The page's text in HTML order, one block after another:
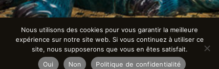
Nous utilisons des cookies pour vous garantir la meilleure
expérience sur notre site web. Si vous continuez à utiliser ce
site, nous supposerons que vous en êtes satisfait.
Oui
Non Politique de confidentialité